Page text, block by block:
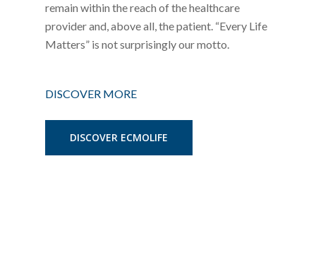
remain within the reach of the healthcare
provider and, above all, the patient. “Every Life
Matters” is not surprisingly our motto.
DISCOVER MORE
DISCOVER ECMOLIFE